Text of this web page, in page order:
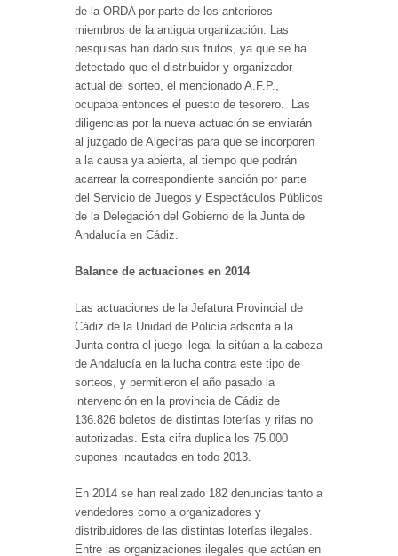
de la ORDA por parte de los anteriores
miembros de la antigua organización. Las
pesquisas han dado sus frutos, ya que se ha
detectado que el distribuidor y organizador
actual del sorteo, el mencionado A.F.P.,
ocupaba entonces el puesto de tesorero. Las
diligencias por la nueva actuación se enviarán
al juzgado de Algeciras para que se incorporen
a la causa ya abierta, al tiempo que podrán
acarrear la correspondiente sanción por parte
del Servicio de Juegos y Espectáculos Públicos
de la Delegación del Gobierno de la Junta de
Andalucía en Cádiz.
Balance de actuaciones en 2014
Las actuaciones de la Jefatura Provincial de
Cádiz de la Unidad de Policía adscrita a la
Junta contra el juego ilegal la sitúan a la cabeza
de Andalucía en la lucha contra este tipo de
sorteos, y permitieron el año pasado la
intervención en la provincia de Cádiz de
136.826 boletos de distintas loterías y rifas no
autorizadas. Esta cifra duplica los 75.000
cupones incautados en todo 2013.
En 2014 se han realizado 182 denuncias tanto a
vendedores como a organizadores y
distribuidores de las distintas loterías ilegales.
Entre las organizaciones ilegales que actúan en